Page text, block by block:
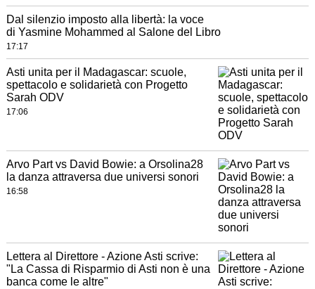
Dal silenzio imposto alla libertà: la voce
di Yasmine Mohammed al Salone del Libro
17:17
Asti unita per il Madagascar: scuole,
spettacolo e solidarietà con Progetto
Sarah ODV
17:06
Arvo Part vs David Bowie: a Orsolina28
la danza attraversa due universi sonori
16:58
Lettera al Direttore - Azione Asti scrive:
"La Cassa di Risparmio di Asti non è una
banca come le altre"